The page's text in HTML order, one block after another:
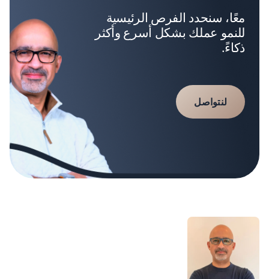
معًا، سنحدد الفرص الرئيسية
للنمو عملك بشكل أسرع وأكثر
ذكاءً.
لنتواصل